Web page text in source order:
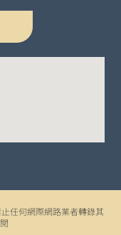
任何網際網路業者轉錄其